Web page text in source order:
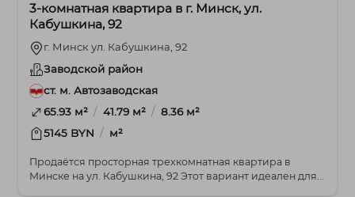
3-комнатная квартира в г. Минск, ул.
Кабушкина, 92
г. Минск ул. Кабушкина, 92
Заводской район
ст. м. Автозаводская
65.93 м² / 41.79 м² / 8.36 м²
5145 BYN / м²
Продаётся просторная трехкомнатная квартира в
Минске на ул. Кабушкина, 92 Этот вариант идеален для...